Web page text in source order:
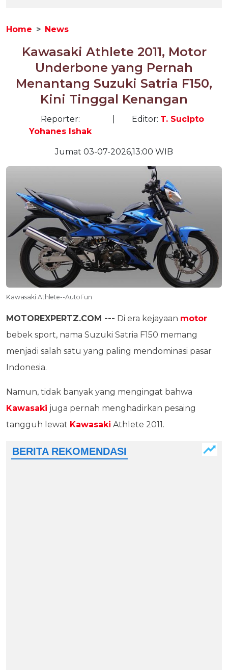
Home News
Kawasaki Athlete 2011, Motor
Underbone yang Pernah
Menantang Suzuki Satria F150,
Kini Tinggal Kenangan
Reporter:
Yohanes Ishak
Editor: T. Sucipto
Jumat 03-07-2026,13:00 WIB
Kawasaki Athlete--AutoFun
MOTOREXPERTZ.COM --- Di era kejayaan motor
bebek sport, nama Suzuki Satria F150 memang
menjadi salah satu yang paling mendominasi pasar
Indonesia.
Namun, tidak banyak yang mengingat bahwa
Kawasaki juga pernah menghadirkan pesaing
tangguh lewat Kawasaki Athlete 2011.